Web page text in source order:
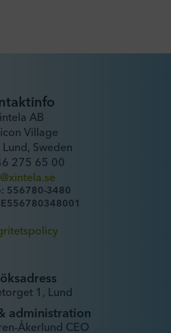
AB
Village
Sweden
275 65 00
556780-3480
1, Lund
administration
Åkerlund CEO